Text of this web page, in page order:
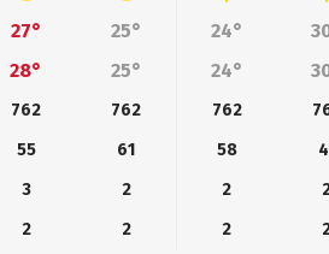
27° 25° 24°
28°
25° 24°
762 762 762
55
61 58
3
2 2
2
2 2